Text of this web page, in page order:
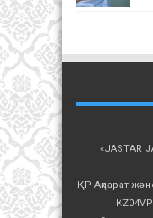
«JASTAR
ҚР Ақпарат